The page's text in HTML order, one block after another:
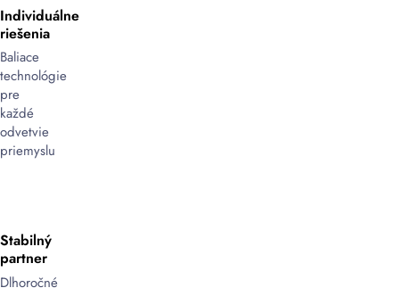
Individuálne
riešenia
Baliace
technológie
pre
každé
odvetvie
priemyslu
Stabilný
partner
Dlhoročné